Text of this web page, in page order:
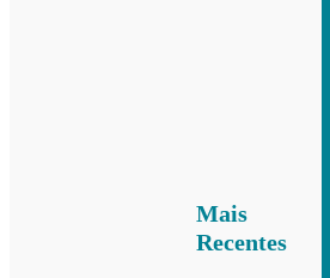
Mais
Recentes